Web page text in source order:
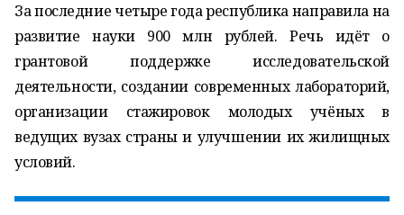
За последние четыре года республика направила на
развитие науки 900 млн рублей. Речь идёт о
грантовой поддержке исследовательской
деятельности, создании современных лабораторий,
организации стажировок молодых учёных в
ведущих вузах страны и улучшении их жилищных
условий.